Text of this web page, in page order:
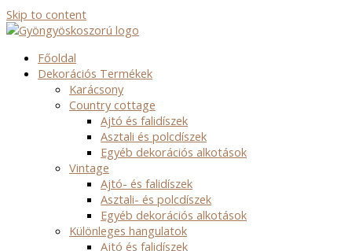
Skip to content
Főoldal
Dekorációs Termékek
Karácsony
Country cottage
Ajtó és falidíszek
Asztali és polcdíszek
Egyéb dekorációs alkotások
Vintage
Ajtó- és falidíszek
Asztali- és polcdíszek
Egyéb dekorációs alkotások
Különleges hangulatok
Ajtó és falidíszek